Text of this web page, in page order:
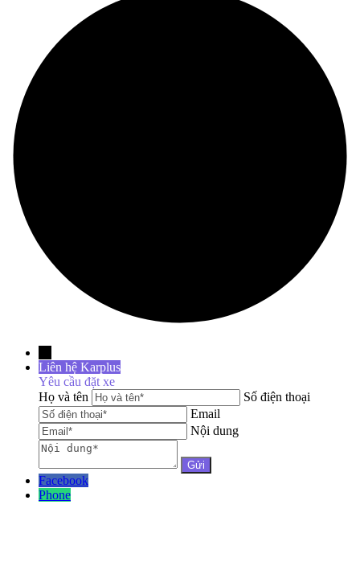
Liên hệ Karplus
Yêu cầu đặt xe
Họ và tên
Số điện thoại
Email
Nội dung
Facebook
Phone